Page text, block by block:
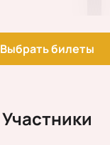
Выбрать билеты
Участники